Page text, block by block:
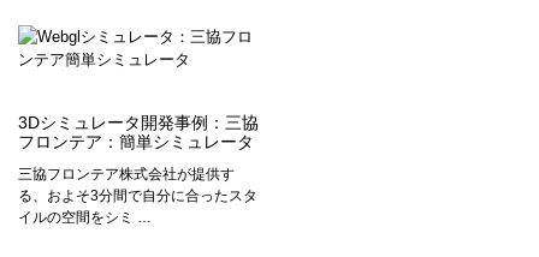
3Dシミュレータ開発事例：三協
フロンテア：簡単シミュレータ
三協フロンテア株式会社が提供す
る、およそ3分間で自分に合ったスタ
イルの空間をシミ …